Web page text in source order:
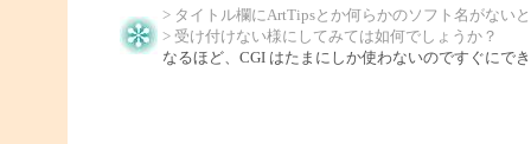
> タイトル欄にArtTipsとか何らかのソフト名がない
> 受け付けない様にしてみては如何でしょうか？
なるほど、CGI はたまにしか使わないのですぐにで